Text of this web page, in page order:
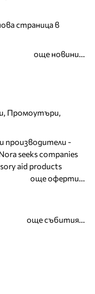
страница в
още новини...
Промоутъри,
производители -
seeks companies
aid products
още оферти...
още събития...